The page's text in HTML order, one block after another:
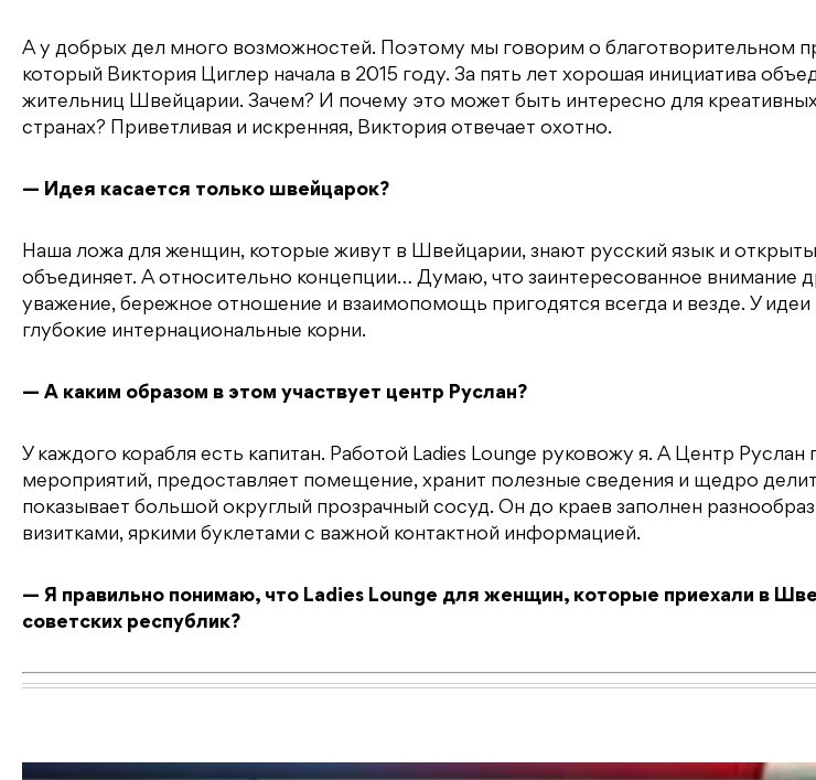
А у добрых дел много возможностей. Поэтому мы говорим о благотворительном
который Виктория Циглер начала в 2015 году. За пять лет хорошая инициатива
жительниц Швейцарии. Зачем? И почему это может быть интересно для
странах? Приветливая и искренняя, Виктория отвечает охотно.
— Идея касается только швейцарок?
Наша ложа для женщин, которые живут в Швейцарии, знают русский язык и
объединяет. А относительно концепции… Думаю, что заинтересованное внимание
уважение, бережное отношение и взаимопомощь пригодятся всегда и везде. У
глубокие интернациональные корни.
— А каким образом в этом участвует центр Руслан?
У каждого корабля есть капитан. Работой Ladies Lounge руковожу я. А Центр Руслан
мероприятий, предоставляет помещение, хранит полезные сведения и щедро
показывает большой округлый прозрачный сосуд. Он до краев заполнен
визитками, яркими буклетами с важной контактной информацией.
— Я правильно понимаю, что Ladies Lounge для женщин, которые приехали в
советских республик?